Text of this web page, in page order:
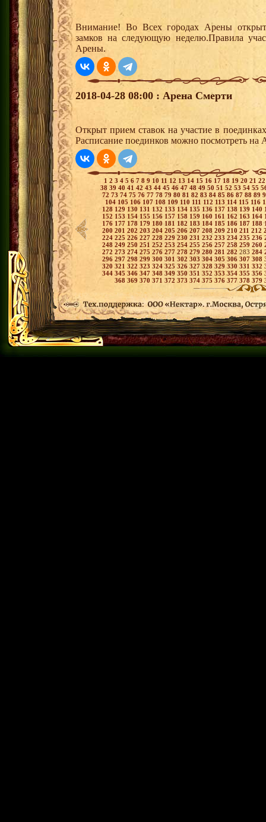
Внимание! Во Всех городах Арены
замков на следующую неделю.Правила
Арены.
2018-04-28 08:00 : Арена Смерти
Открыт прием ставок на участие в
Расписание поединков можно посмотреть на
1 2 3 4 5 6 7 8 9 10 11 12 13 14 15 16 17 18 19 20 21
38 39 40 41 42 43 44 45 46 47 48 49 50 51 52 53 54 55
72 73 74 75 76 77 78 79 80 81 82 83 84 85 86 87 88 89
104 105 106 107 108 109 110 111 112 113 114 115 116
128 129 130 131 132 133 134 135 136 137 138 139 140
152 153 154 155 156 157 158 159 160 161 162 163 164
176 177 178 179 180 181 182 183 184 185 186 187 188
200 201 202 203 204 205 206 207 208 209 210 211 212
224 225 226 227 228 229230 231 232 233 234 235 236
248 249 250 251 252 253 254 255 256 257 258 259 260
272 273 274 275 276 277 278 279 280 281 282 283 284
296 297 298 299 300 301 302 303 304 305 306 307 308
320 321 322 323 324 325 326 327 328 329 330 331 332
344 345 346 347 348 349 350 351 352 353354 355 356
368 369 370 371 372 373 374 375 376 377 378 379